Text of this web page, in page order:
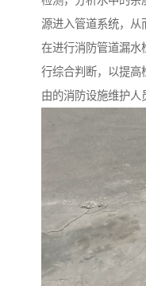
源进入管道系统，从
在进行消防管道漏水
行综合判断，以提高
由的消防设施维护人